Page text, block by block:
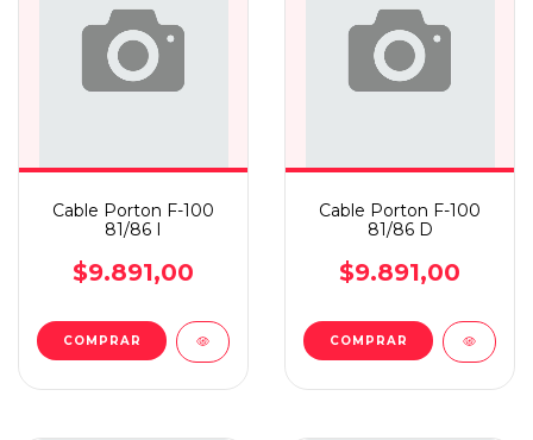
Cable Porton F-100
81/86 I
$9.891,00
COMPRAR
Cable Porton F-100
81/86 D
$9.891,00
COMPRAR